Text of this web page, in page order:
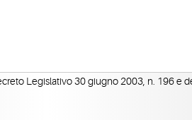
Legislativo 30 giugno 2003, n. 196 e